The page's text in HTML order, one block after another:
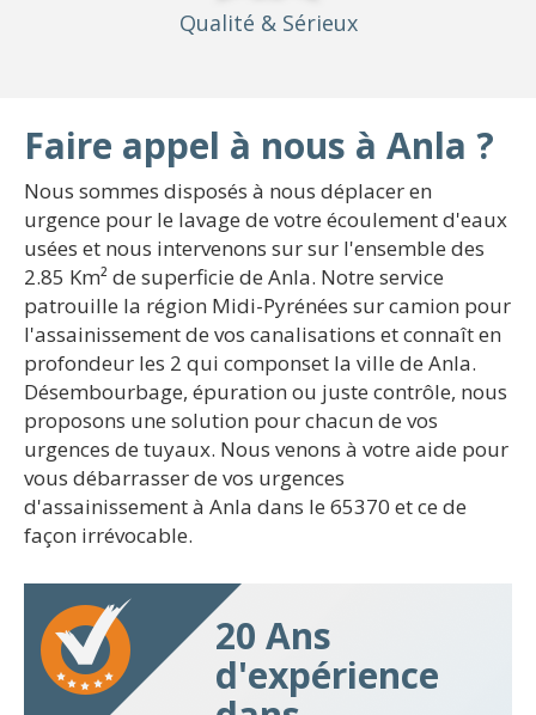
Qualité & Sérieux
Faire appel à nous à Anla ?
Nous sommes disposés à nous déplacer en
urgence pour le lavage de votre écoulement d'eaux
usées et nous intervenons sur sur l'ensemble des
2.85 Km² de superficie de Anla. Notre service
patrouille la région Midi-Pyrénées sur camion pour
l'assainissement de vos canalisations et connaît en
profondeur les 2 qui componset la ville de Anla.
Désembourbage, épuration ou juste contrôle, nous
proposons une solution pour chacun de vos
urgences de tuyaux. Nous venons à votre aide pour
vous débarrasser de vos urgences
d'assainissement à Anla dans le 65370 et ce de
façon irrévocable.
20 Ans
d'expérience